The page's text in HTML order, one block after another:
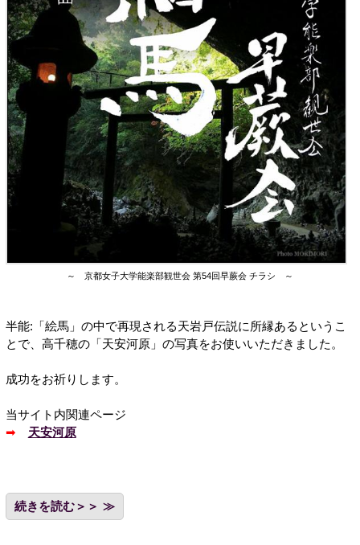
～ 京都女子大学能楽部観世会 第54回早蕨会 チラシ ～
半能:「絵馬」の中で再現される天岩戸伝説に所縁あるというこ
とで、高千穂の「天安河原」の写真をお使いいただきました。
成功をお祈りします。
当サイト内関連ページ
➡
天安河原
続きを読む＞＞